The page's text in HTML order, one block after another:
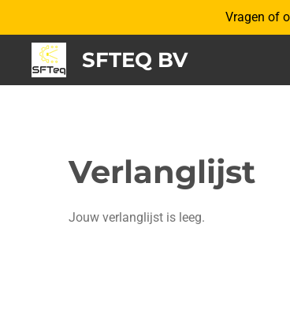
direct
de
Vragen of
SFTEQ BV
Verlanglijst
Jouw verlanglijst is leeg.